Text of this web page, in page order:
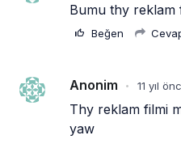
Bumu thy reklam
Beğen
Anonim • 11 yıl
Thy reklam filmi
yaw